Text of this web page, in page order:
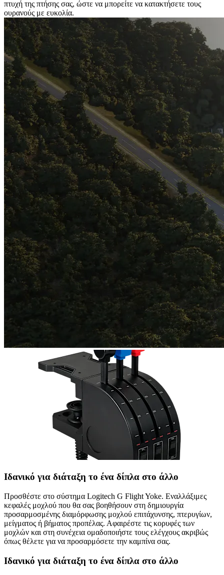
πτυχή της πτήσης σας, ώστε να μπορείτε να κατακτήσετε τους
ουρανούς με ευκολία.
Ιδανικό για διάταξη το ένα δίπλα στο άλλο
Προσθέστε στο σύστημα Logitech G Flight Yoke. Εναλλάξιμες
κεφαλές μοχλού που θα σας βοηθήσουν στη δημιουργία
προσαρμοσμένης διαμόρφωσης μοχλού επιτάχυνσης, πτερυγίων,
μείγματος ή βήματος προπέλας. Αφαιρέστε τις κορυφές των
μοχλών και στη συνέχεια ομαδοποιήστε τους ελέγχους ακριβώς
όπως θέλετε για να προσαρμόσετε την καμπίνα σας.
Ιδανικό για διάταξη το ένα δίπλα στο άλλο